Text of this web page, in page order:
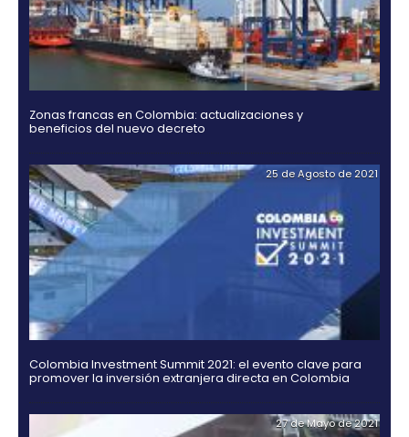
Hidrógeno verde, una alternativa para el futuro
21 de